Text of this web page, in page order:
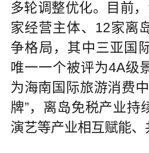
多轮调整优化。目前
家经营主体、12家离
争格局，其中三亚国
唯一一个被评为4A级
为海南国际旅游消费
牌”，离岛免税产业持
演艺等产业相互赋能、